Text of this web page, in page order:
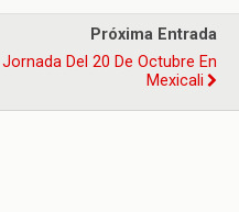
Próxima Entrada
Jornada Del 20 De Octubre En
Mexicali